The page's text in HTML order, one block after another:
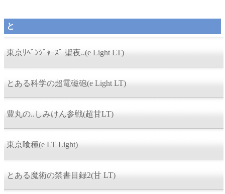
と
東京ﾘﾍﾞﾝｼﾞｬｰｽﾞ 聖夜..(e Light LT)
とある科学の超電磁砲(e Light LT)
豊丸の..しみけん参戦(超甘LT)
東京喰種(e LT Light)
とある魔術の禁書目録2(甘 LT)